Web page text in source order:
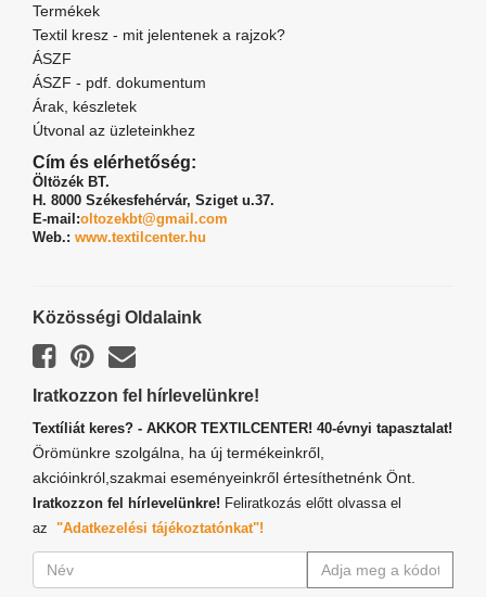
Termékek
Textil kresz - mit jelentenek a rajzok?
ÁSZF
ÁSZF - pdf. dokumentum
Árak, készletek
Útvonal az üzleteinkhez
Cím és elérhetőség:
Öltözék BT.
H. 8000 Székesfehérvár, Sziget u.37.
E-mail:oltozekbt@gmail.com
Web.: www.textilcenter.hu
Közösségi Oldalaink
Iratkozzon fel hírlevelünkre!
Textíliát keres? - AKKOR TEXTILCENTER! 40-évnyi tapasztalat!
Örömünkre szolgálna, ha új termékeinkről,
akcióinkról,szakmai eseményeinkről értesíthetnénk Önt.
Iratkozzon fel hírlevelünkre! Feliratkozás előtt olvassa el
az "Adatkezelési tájékoztatónkat"!